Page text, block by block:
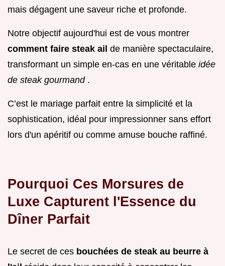
mais dégagent une saveur riche et profonde.
Notre objectif aujourd'hui est de vous montrer
comment faire steak ail de manière spectaculaire,
transformant un simple en-cas en une véritable idée
de steak gourmand .
C’est le mariage parfait entre la simplicité et la
sophistication, idéal pour impressionner sans effort
lors d'un apéritif ou comme amuse bouche raffiné.
Pourquoi Ces Morsures de
Luxe Capturent l'Essence du
Dîner Parfait
Le secret de ces bouchées de steak au beurre à